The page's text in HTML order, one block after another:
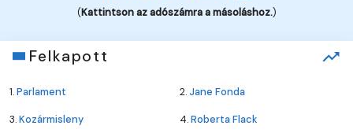
(Kattintson az adószámra a másoláshoz.)
Felkapott
1.Parlament 2.Jane Fonda
3.Kozármisleny 4.Roberta Flack